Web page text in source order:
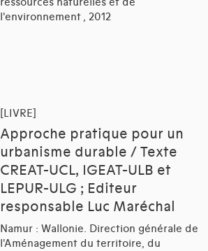
l'environnement , 2012
[LIVRE]
Approche pratique pour un
urbanisme durable / Texte
CREAT-UCL, IGEAT-ULB et
LEPUR-ULG ; Editeur
responsable Luc Maréchal
Namur : Wallonie. Direction générale de
l'Aménagement du territoire, du